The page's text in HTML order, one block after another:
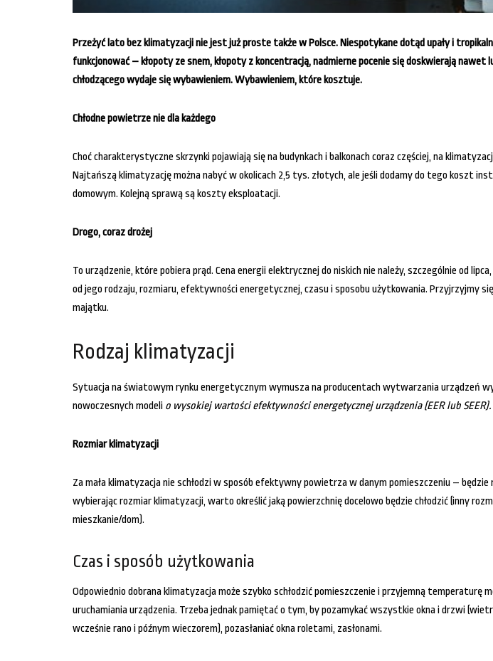
Przeżyć lato bez klimatyzacji nie jest już proste także w Polsce. Niespotykane dotąd upały i
funkcjonować – kłopoty ze snem, kłopoty z koncentracją, nadmierne pocenie się doskwierają
chłodzącego wydaje się wybawieniem. Wybawieniem, które kosztuje.
Chłodne powietrze nie dla każdego
Choć charakterystyczne skrzynki pojawiają się na budynkach i balkonach coraz częściej, na
Najtańszą klimatyzację można nabyć w okolicach 2,5 tys. złotych, ale jeśli dodamy do tego koszt
domowym. Kolejną sprawą są koszty eksploatacji.
Drogo, coraz drożej
To urządzenie, które pobiera prąd. Cena energii elektrycznej do niskich nie należy, szczególnie od
od jego rodzaju, rozmiaru, efektywności energetycznej, czasu i sposobu użytkowania. Przyjrzyjmy
majątku.
Rodzaj klimatyzacji
Sytuacja na światowym rynku energetycznym wymusza na producentach wytwarzania urządzeń
nowoczesnych modeli o wysokiej wartości efektywności energetycznej urządzenia (EER lub SEER).
Rozmiar klimatyzacji
Za mała klimatyzacja nie schłodzi w sposób efektywny powietrza w danym pomieszczeniu – będzie
wybierając rozmiar klimatyzacji, warto określić jaką powierzchnię docelowo będzie chłodzić (inny
mieszkanie/dom).
Czas i sposób użytkowania
Odpowiednio dobrana klimatyzacja może szybko schłodzić pomieszczenie i przyjemną temperaturę
uruchamiania urządzenia. Trzeba jednak pamiętać o tym, by pozamykać wszystkie okna i drzwi
wcześnie rano i późnym wieczorem), pozasłaniać okna roletami, zasłonami.